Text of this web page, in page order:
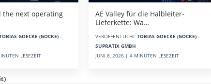
the next operating
GOECKE (GÖCKE) -
LESEZEIT
AE Valley für die Halbleiter-
Lieferkette: Wa…
VERÖFFENTLICHT TOBIAS GOECKE (GÖCKE) -
SUPRATIX GMBH
JUNI 8, 2026 | 4 MINUTEN LESEZEIT